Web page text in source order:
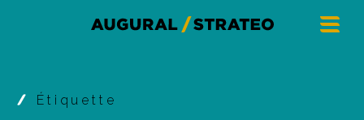
Étiquette